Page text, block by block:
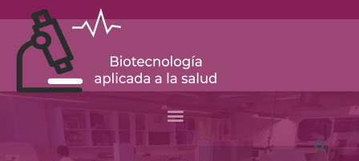
content
Search